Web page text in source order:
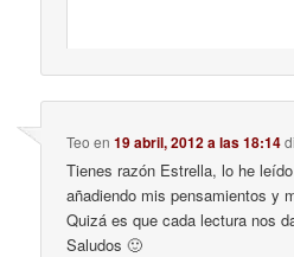
Teo en19 abril, 2012 a las 18:14
Tienes razón Estrella, lo he
añadiendo mis pensamientos y
Quizá es que cada lectura nos
Saludos 🙂